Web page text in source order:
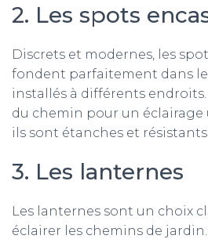
2. Les spots
Discrets et modernes, les
fondent parfaitement dans
installés à différents endroits.
du chemin pour un éclairage
ils sont étanches et
3. Les lanternes
Les lanternes sont un choix
éclairer les chemins de